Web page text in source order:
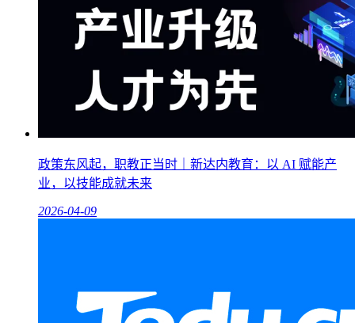
政策东风起，职教正当时｜新达内教育：以 AI 赋能产
业，以技能成就未来
2026-04-09